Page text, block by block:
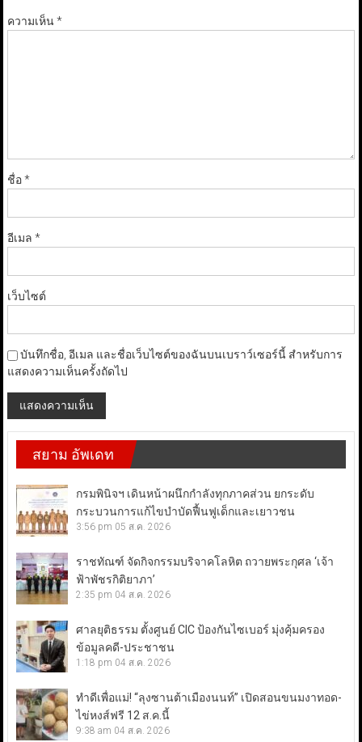
ความเห็น*
ชื่อ*
อีเมล *
เว็บไซต์
บันทึกชื่อ, อีเมล และชื่อเว็บไซต์ของฉันบนเบราว์เซอร์นี้ สำหรับการ
แสดงความเห็นครั้งถัดไป
สยาม อัพเดท
กรมพินิจฯ เดินหน้าผนึกกำลังทุกภาคส่วน ยกระดับ
กระบวนการแก้ไขบำบัดฟื้นฟูเด็กและเยาวชน
3:56 pm 05 ส.ค. 2026
ราชทัณฑ์ จัดกิจกรรมบริจาคโลหิต ถวายพระกุศล ‘เจ้า
ฟ้าพัชรกิติยาภา’
2:35 pm 04 ส.ค. 2026
ศาลยุติธรรม ตั้งศูนย์ CIC ป้องกันไซเบอร์ มุ่งคุ้มครอง
ข้อมูลคดี-ประชาชน
1:18 pm 04 ส.ค. 2026
ทำดีเพื่อแม่! “ลุงซานต้าเมืองนนท์” เปิดสอนขนมงาทอด-
ไข่หงส์ฟรี 12 ส.ค.นี้
9:38 am 04 ส.ค. 2026